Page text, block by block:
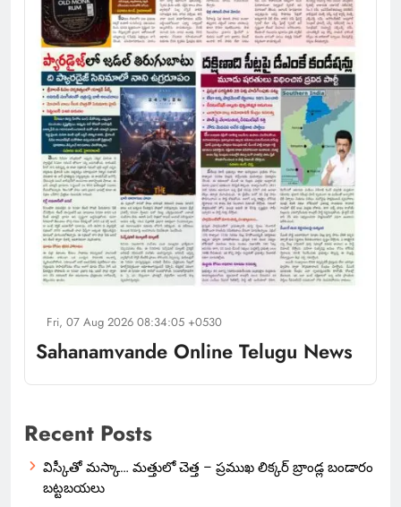
Fri, 07 Aug 2026 08:34:05 +0530
Sahanamvande Online Telugu News
Recent Posts
విస్కీతో మస్కా… మత్తులో చెత్త – ప్రముఖ లిక్కర్ బ్రాండ్ల బండారం
బట్టబయలు